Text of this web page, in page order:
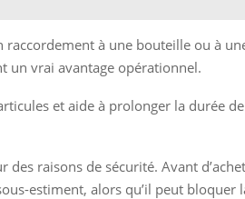
à une bouteille ou à
un vrai avantage opérationnel.
et aide à prolonger la durée de
raisons de sécurité. Avant
estiment, alors qu’il peut bloquer